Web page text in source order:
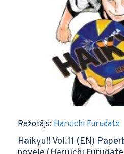
Ražotājs: Haruichi Furudate
Haikyu!! Vol.11 (EN)